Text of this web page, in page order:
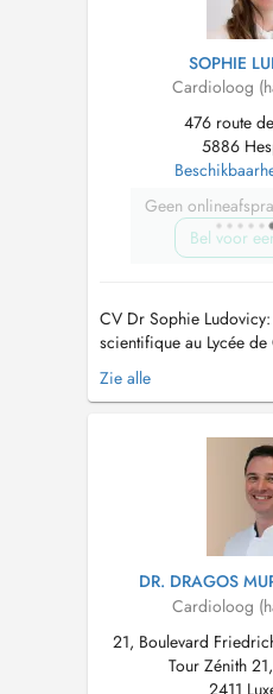
SOPHIE
Cardioloog
476 route
5886
Geen
Bel voor
CV Dr Sophie
scientifique au Lycée
2002- 2008: Etudes de
Salpêtrière (Faculté
au Brigham and
(Harvard, USA) 2009-
Zie alle
DR. DRAGOS
Cardioloog
21, Boulevard
Tour Zénith
2411